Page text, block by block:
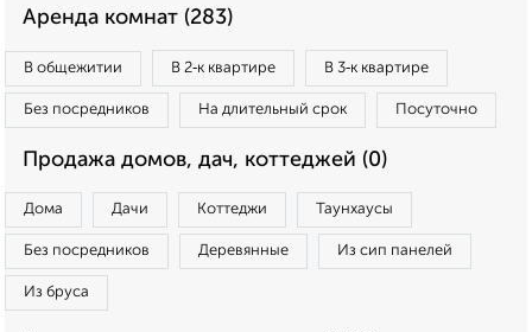
Аренда комнат (283)
В общежитии В 2‑к квартире В 3‑к квартире
Без посредников На длительный срок Посуточно
Продажа домов, дач, коттеджей (0)
Дома Дачи Коттеджи Таунхаусы
Без посредников Деревянные Из сип панелей
Из бруса